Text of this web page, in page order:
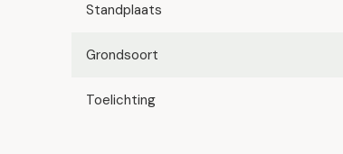
Standplaats
Grondsoort
Toelichting